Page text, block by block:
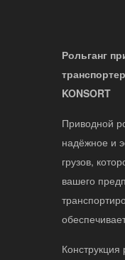
Рольганг
KONSORT
Приводной
надёжное и
грузов,
вашего